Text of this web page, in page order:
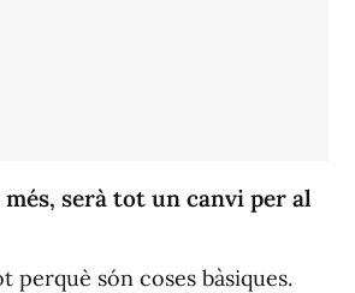
més, serà tot un canvi per al
perquè són coses bàsiques.